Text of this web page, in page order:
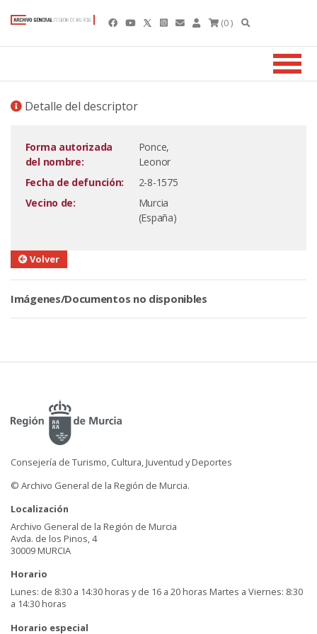
(0 )
Detalle del descriptor
Forma autorizada
del nombre:
Ponce,
Leonor
Fecha de defunción:
2-8-1575
Vecino de:
Murcia
(España)
Volver
Imágenes/Documentos no disponibles
Consejería de Turismo, Cultura, Juventud y Deportes
© Archivo General de la Región de Murcia.
Localización
Archivo General de la Región de Murcia
Avda. de los Pinos, 4
30009 MURCIA
Horario
Lunes: de 8:30 a 14:30 horas y de 16 a 20 horas Martes a Viernes: 8:30
a 14:30 horas
Horario especial